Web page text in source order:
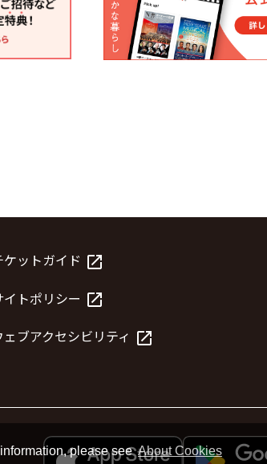
please seeAbout Cookies
ケットガイド launch
イトポリシー launch
ェブアクセシビリティ launch